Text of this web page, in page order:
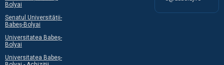
Bolyai
Senatul Universității-
Babeș-Bolyai
Universitatea Babeș-
Bolyai
Universitatea Babeș-